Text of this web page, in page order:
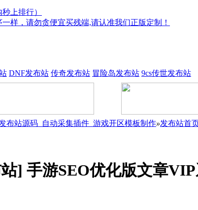
上排行）
样，请勿贪便宜买残端,请认准我们正版定制！
DNF发布站 传奇发布站 冒险岛发布站 9cs传世发布站
布站源码_自动采集插件_游戏开区模板制作»发布站首
] 手游SEO优化版文章